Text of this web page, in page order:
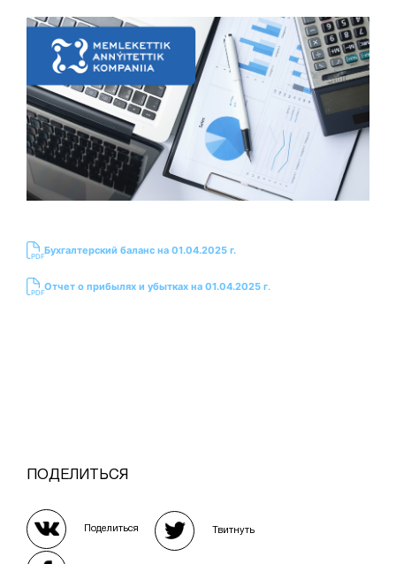
Бухгалтерский баланс на 01.04.2025 г.
Отчет о прибылях и убытках на 01.04.2025 г.
ПОДЕЛИТЬСЯ
Поделиться Твитнуть